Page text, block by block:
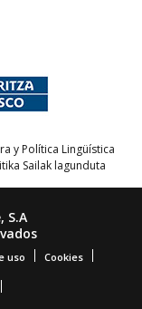
y Política Lingüística
Sailak lagunduta
S.A
uso Cookies